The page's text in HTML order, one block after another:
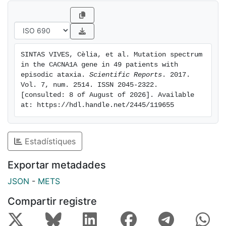
exon 35 as a result of a recombination event between
flanking intronic Alu sequences. This study allowed
identification of potentially pathogenic alterations in
the patients (10/49). Our data suggest that most of
these variants are disease-causing, although functional
studies are required.
SINTAS VIVES, Cèlia, et al. Mutation spectrum
in the CACNA1A gene in 49 patients with
episodic ataxia. Scientific Reports . 2017.
Vol. 7, num. 2514. ISSN 2045-2322.
[consulted: 8 of August of 2026]. Available
at: https://hdl.handle.net/2445/119655
Estadístiques
Exportar metadades
JSON - METS
Compartir registre